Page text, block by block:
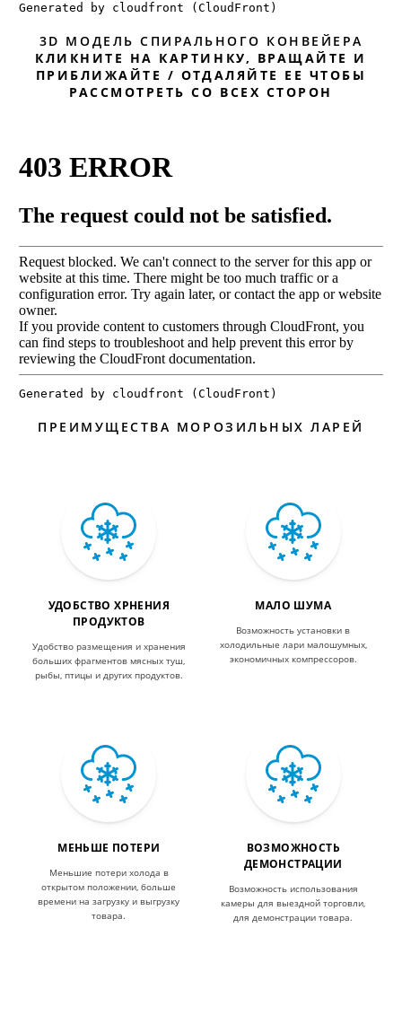
3D МОДЕЛЬ СПИРАЛЬНОГО КОНВЕЙЕРА
КЛИКНИТЕ НА КАРТИНКУ, ВРАЩАЙТЕ И
ПРИБЛИЖАЙТЕ / ОТДАЛЯЙТЕ ЕЕ ЧТОБЫ
РАССМОТРЕТЬ СО ВСЕХ СТОРОН
ПРЕИМУЩЕСТВА МОРОЗИЛЬНЫХ ЛАРЕЙ
УДОБСТВО ХРНЕНИЯ
ПРОДУКТОВ
Удобство размещения и хранения
больших фрагментов мясных туш,
рыбы, птицы и других продуктов.
МАЛО ШУМА
Возможность установки в
холодильные лари малошумных,
экономичных компрессоров.
МЕНЬШЕ ПОТЕРИ
Меньшие потери холода в
открытом положении, больше
времени на загрузку и выгрузку
товара.
ВОЗМОЖНОСТЬ
ДЕМОНСТРАЦИИ
Возможность использования
камеры для выездной торговли,
для демонстрации товара.